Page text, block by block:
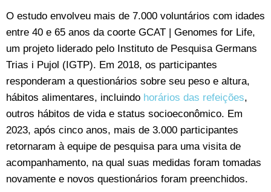
O estudo envolveu mais de 7.000 voluntários com idades
entre 40 e 65 anos da coorte GCAT | Genomes for Life,
um projeto liderado pelo Instituto de Pesquisa Germans
Trias i Pujol (IGTP). Em 2018, os participantes
responderam a questionários sobre seu peso e altura,
hábitos alimentares, incluindo horários das refeições,
outros hábitos de vida e status socioeconômico. Em
2023, após cinco anos, mais de 3.000 participantes
retornaram à equipe de pesquisa para uma visita de
acompanhamento, na qual suas medidas foram tomadas
novamente e novos questionários foram preenchidos.